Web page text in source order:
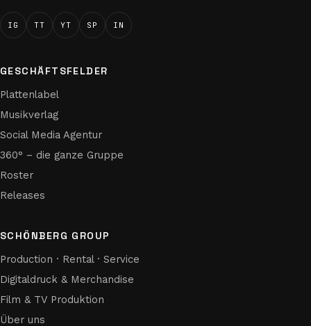
IG TT YT SP IN
GESCHÄFTSFELDER
Plattenlabel
Musikverlag
Social Media Agentur
360° – die ganze Gruppe
Roster
Releases
SCHÖNBERG GROUP
Production · Rental · Service
Digitaldruck & Merchandise
Film & TV Produktion
Über uns